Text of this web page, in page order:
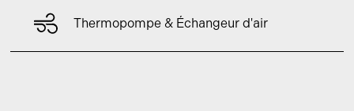
Thermopompe & Échangeur d'air